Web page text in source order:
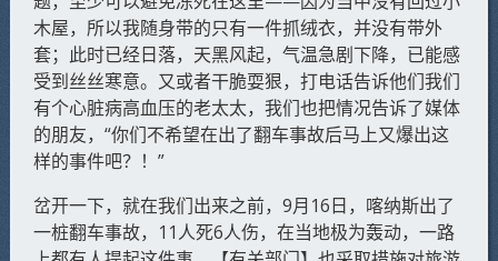
木屋，所以我随身带的只有一件抓绒衣，并没有带外
套；此时已经日落，天黑风起，气温急剧下降，已能感
受到丝丝寒意。又或者干脆耍狠，打电话告诉他们我们
有个心脏病高血压的老太太，我们也把情况告诉了媒体
的朋友，“你们不希望在出了翻车事故后马上又爆出这
样的事件吧？！”
岔开一下，就在我们出来之前，9月16日，喀纳斯出了
一桩翻车事故，11人死6人伤，在当地极为轰动，一路